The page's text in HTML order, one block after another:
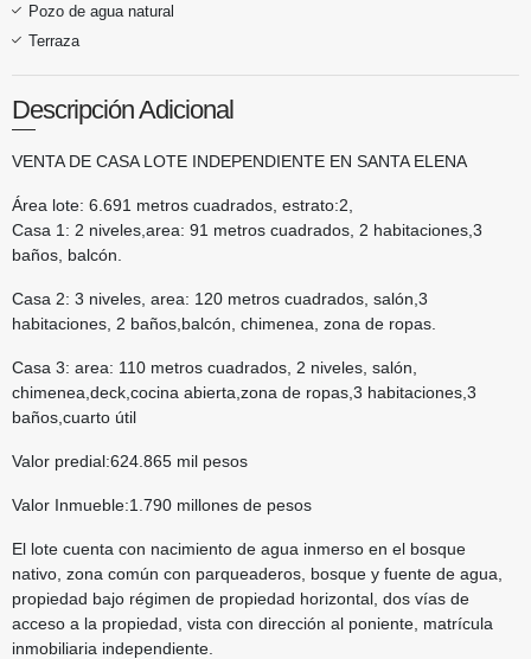
Pozo de agua natural
Terraza
Descripción Adicional
VENTA DE CASA LOTE INDEPENDIENTE EN SANTA ELENA
Área lote: 6.691 metros cuadrados, estrato:2,
Casa 1: 2 niveles,area: 91 metros cuadrados, 2 habitaciones,3
baños, balcón.
Casa 2: 3 niveles, area: 120 metros cuadrados, salón,3
habitaciones, 2 baños,balcón, chimenea, zona de ropas.
Casa 3: area: 110 metros cuadrados, 2 niveles, salón,
chimenea,deck,cocina abierta,zona de ropas,3 habitaciones,3
baños,cuarto útil
Valor predial:624.865 mil pesos
Valor Inmueble:1.790 millones de pesos
El lote cuenta con nacimiento de agua inmerso en el bosque
nativo, zona común con parqueaderos, bosque y fuente de agua,
propiedad bajo régimen de propiedad horizontal, dos vías de
acceso a la propiedad, vista con dirección al poniente, matrícula
inmobiliaria independiente.